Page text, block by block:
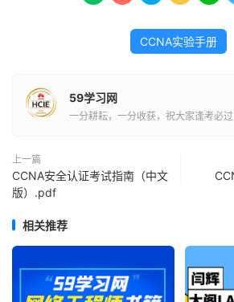
CCNA实验手册
59学习网
一分耕耘，一分收获，祝大家逢考必过
上一篇
CCNA安全认证考试指南（中文
版）.pdf
相关推荐